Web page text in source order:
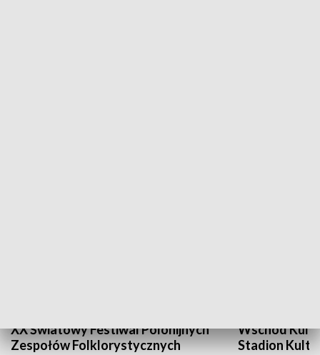
XX Światowy Festiwal Polonijnych
Zespołów Folklorystycznych
Wschód
Stadion